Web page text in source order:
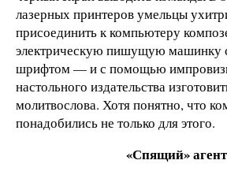
лазерных принтеров умельцы
присоединить к компьютеру
электрическую пишущую машинку
шрифтом — и с помощью
настольного издательства
молитвослова. Хотя понятно, что
понадобились не только для этого.
«Спящий» агент